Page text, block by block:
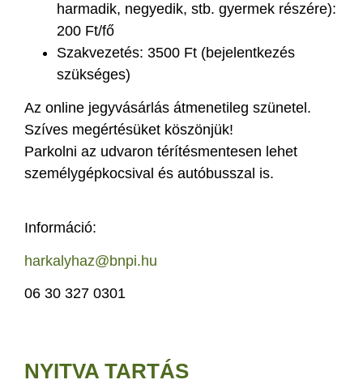
harmadik, negyedik, stb. gyermek részére):
200 Ft/fő
Szakvezetés: 3500 Ft (bejelentkezés
szükséges)
Az online jegyvásárlás átmenetileg szünetel.
Szíves megértésüket köszönjük!
Parkolni az udvaron térítésmentesen lehet
személygépkocsival és autóbusszal is.
Információ:
harkalyhaz@bnpi.hu
06 30 327 0301
NYITVA TARTÁS